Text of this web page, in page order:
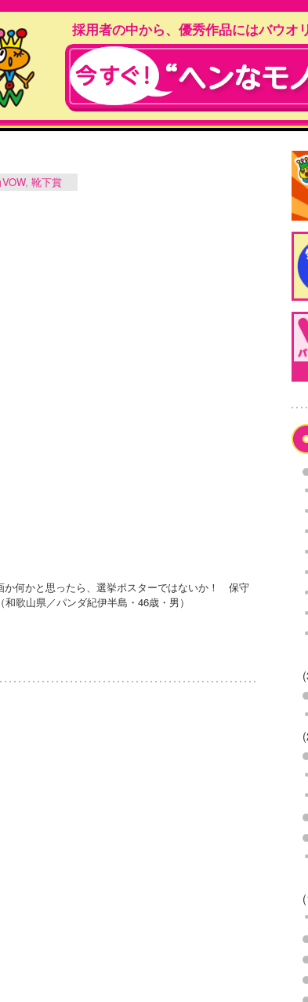
採用者の中から、優秀作品にはバウオ
, 靴下賞
か何かと思ったら、選挙ポスターではないか！ 保守
歌山県／パンダ紀伊半島・46歳・男）